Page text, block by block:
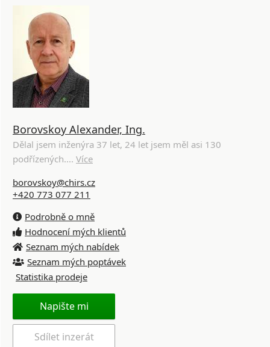
Borovskoy Alexander, Ing.
Dělal jsem inženýra 37 let, 24 let jsem měl asi 130
podřízených.... Více
borovskoy@chirs.cz
+420 773 077 211
Podrobně o mně
Hodnocení mých klientů
Seznam mých nabídek
Seznam mých poptávek
Statistika prodeje
Napište mi
Sdílet inzerát